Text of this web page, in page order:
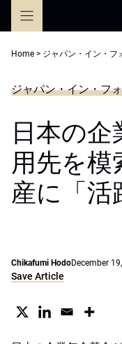
Home > ジャパン・イン・フ
ジャパン・イン・フ
日本の
用先を
産に「活
Chikafumi HodoDecember
Save Article